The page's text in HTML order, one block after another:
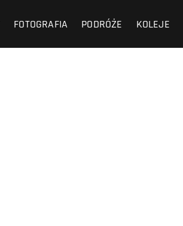
FOTOGRAFIA PODRÓŻE KOLEJE